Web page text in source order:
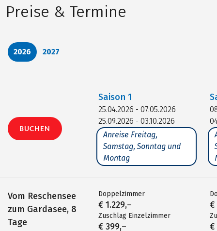
Preise & Termine
2026 2027
BUCHEN
Vom Reschensee
zum Gardasee, 8
Tage
Saison 1
25.04.2026 - 07.05.2026
25.09.2026 - 03.10.2026
Anreise Freitag,
Samstag, Sonntag und
Montag
Doppelzimmer
€ 1.229,–
Zuschlag Einzelzimmer
€ 399,–
€
€